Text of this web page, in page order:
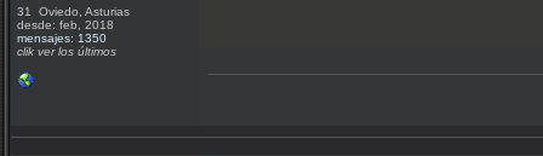
31 Oviedo, Asturias
desde: feb, 2018
mensajes: 1350
clik ver los últimos